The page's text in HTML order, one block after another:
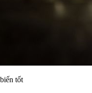
tốt